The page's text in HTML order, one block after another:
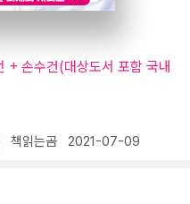
+ 손수건(대상도서 포함 국내
책읽는곰 2021-07-09